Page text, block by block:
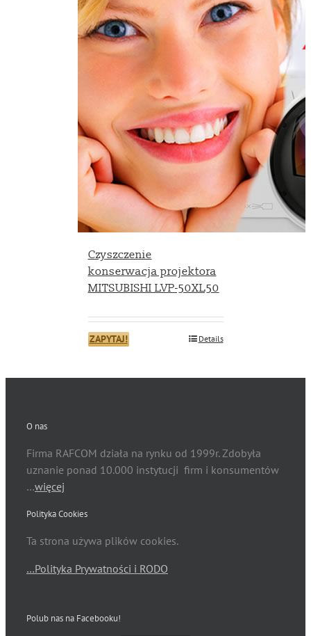
Czyszczenie
konserwacja projektora
MITSUBISHI LVP-50XL50
ZAPYTAJ! Details
O nas
Firma RAFCOM działa na rynku od 1999r. Zdobyła
uznanie ponad 10.000 instytucji firm i konsumentów
…więcej
Polityka Cookies
Ta strona używa plików cookies.
…Polityka Prywatności i RODO
Polub nas na Facebooku!